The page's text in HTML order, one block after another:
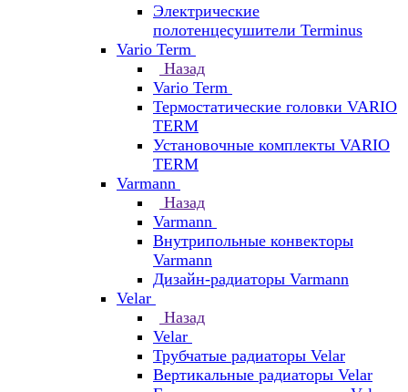
Электрические
полотенцесушители Terminus
Vario Term
Назад
Vario Term
Термостатические головки VARIO
TERM
Установочные комплекты VARIO
TERM
Varmann
Назад
Varmann
Внутрипольные конвекторы
Varmann
Дизайн-радиаторы Varmann
Velar
Назад
Velar
Трубчатые радиаторы Velar
Вертикальные радиаторы Velar